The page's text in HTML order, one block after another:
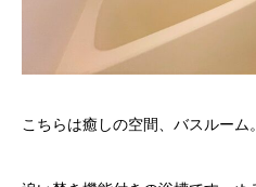
こちらは癒しの空間、バスルーム。